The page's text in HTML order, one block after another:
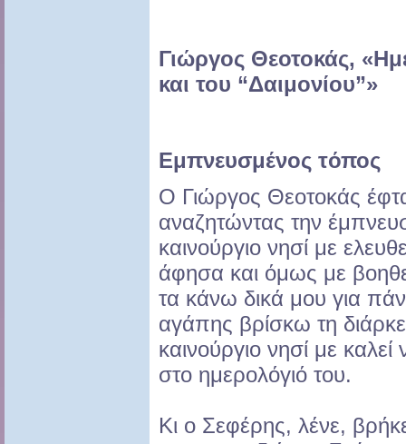
Γιώργος Θεοτοκάς,
και του “Δαιμονίου”»
Εμπνευσμένος τόπος
Ο Γιώργος Θεοτοκάς
αναζητώντας την
καινούργιο νησί με
άφησα και όμως με
τα κάνω δικά μου για
αγάπης βρίσκω τη
καινούργιο νησί με
στο ημερολόγιό του.
Κι ο Σεφέρης, λένε,